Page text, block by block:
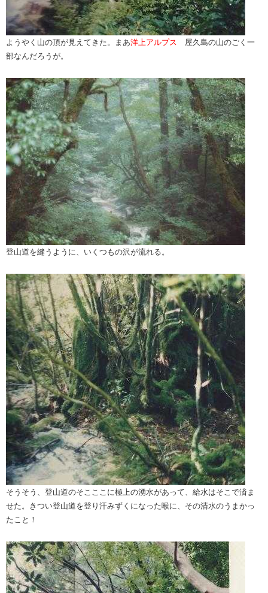
ようやく山の頂が見えてきた。まあ洋上アルプス
屋久島の山のごく一
部なんだろうが。
登山道を縫うように、いくつもの沢が流れる。
そうそう、登山道のそこここに極上の湧水があって、給水はそこで済ま
せた。きつい登山道を登り汗みずくになった喉に、その清水のうまかっ
たこと！